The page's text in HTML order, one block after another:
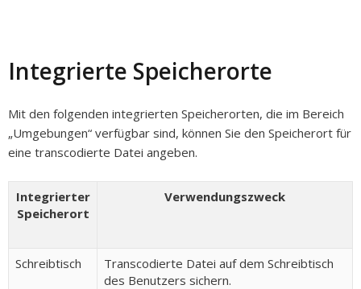
Integrierte Speicherorte
Mit den folgenden integrierten Speicherorten, die im Bereich
„Umgebungen“ verfügbar sind, können Sie den Speicherort für
eine transcodierte Datei angeben.
Integrierter
Speicherort
Verwendungszweck
Schreibtisch
Transcodierte Datei auf dem Schreibtisch
des Benutzers sichern.